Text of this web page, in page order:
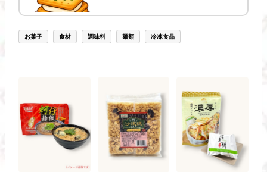
お菓子 食材 調味料 麺類 冷凍食品